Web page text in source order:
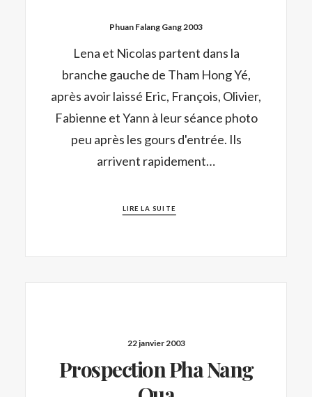
Phuan Falang Gang 2003
Lena et Nicolas partent dans la
branche gauche de Tham Hong Yé,
après avoir laissé Eric, François, Olivier,
Fabienne et Yann à leur séance photo
peu après les gours d'entrée. Ils
arrivent rapidement…
LIRE LA SUITE
22 janvier 2003
Prospection Pha Nang